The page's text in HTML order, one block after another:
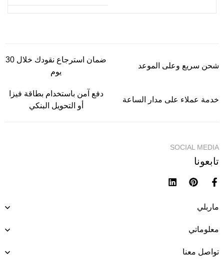
شحن سريع وعلى الموعد
ضمان استرجاع نقودك خلال 30
يوم
خدمة عملاء على مدار الساعة
دفع آمن باستخدام بطاقة فيزا
أو التحويل البنكي
ماربلي
معلوماتي
SOCIAL MEDIA
تابعونا
تواصل معنا